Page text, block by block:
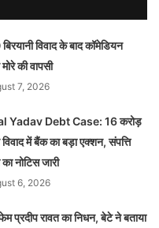
विवाद के बाद कॉमेडियन
की वापसी
7, 2026
Yadav Debt Case: 16 करोड़
में बैंक का बड़ा एक्शन, संपत्ति
का नोटिस जारी
6, 2026
प्रदीप रावत का निधन, बेटे ने बताया